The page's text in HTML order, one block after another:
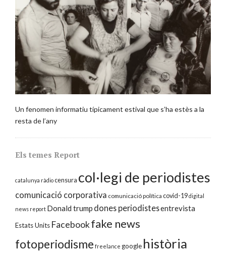
Un fenomen informatiu típicament estival que s’ha estès a la
resta de l’any
Els temes Report
catalunya ràdiocensura col·legi de periodistes
comunicació corporativa comunicació política covid-19digital
news report Donald trump dones periodistesentrevista
Estats Units Facebookfake news
fotoperiodisme freelance google història